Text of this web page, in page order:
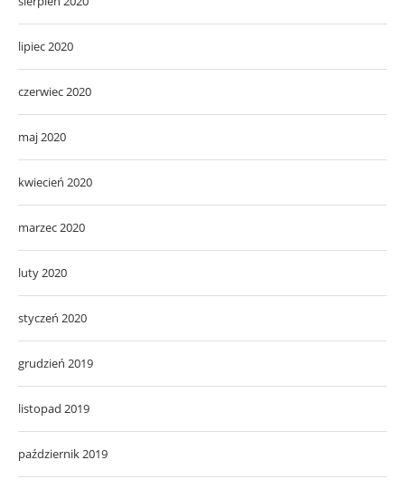
lipiec 2020
czerwiec 2020
maj 2020
kwiecień 2020
marzec 2020
luty 2020
styczeń 2020
grudzień 2019
listopad 2019
październik 2019